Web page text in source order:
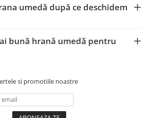
umedă după ce deschidem
bună hrană umedă pentru
si promotiile noastre